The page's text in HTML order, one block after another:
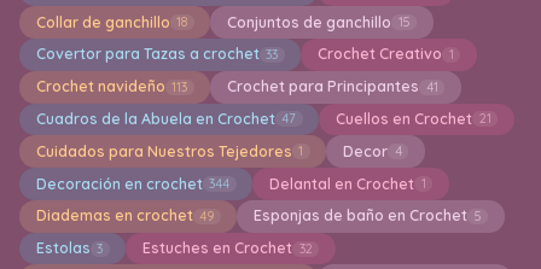
Collar de ganchillo 18 Conjuntos de ganchillo 15
Covertor para Tazas a crochet 33 Crochet Creativo 1
Crochet navideño 113 Crochet para Principantes 41
Cuadros de la Abuela en Crochet 47 Cuellos en Crochet 21
Cuidados para Nuestros Tejedores 1 Decor 4
Decoración en crochet 344 Delantal en Crochet 1
Diademas en crochet 49 Esponjas de baño en Crochet 5
Estolas 3 Estuches en Crochet 32